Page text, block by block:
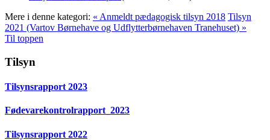
Mere i denne kategori: « Anmeldt pædagogisk tilsyn 2018 Tilsyn
2021 (Vartov Børnehave og Udflytterbørnehaven Tranehuset) »
Til toppen
Tilsyn
Tilsynsrapport 2023
Fødevarekontrolrapport_2023
Tilsynsrapport 2022